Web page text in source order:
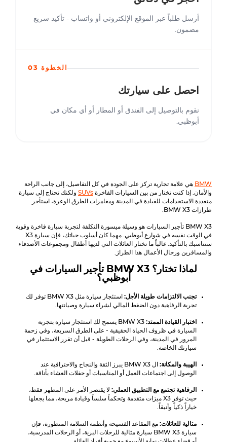
أرسل طلباً عبر الموقع الإلكتروني أو واتساب - تأكيد سريع
مضمون.
الخطوة 03
احصل على سيارتك
نقوم بالتوصيل إلى الفندق أو المطار أو أي مكان في
أبوظبي.
BMW هي علامة تجارية تركز على الجودة في كل التفاصيل، إلى جانب الراحة
والأمان. إذا كنت تختار من بين السيارات الفاخرة SUVs ولكنك تحتاج إلى سيارة
متعددة الاستخدامات للقيادة في المدينة ومغامرات الطرق الوعرة، استأجر
طرازات BMW X3.
BMW X3 تأجير السيارات هو وسيلة ميسورة التكلفة لتجربة سيارة فاخرة وقوية
في الوقت نفسه في شوارع أبوظبي. مهما كان أسلوب حياتك، فإن سيارة X3
ستناسبك بالتأكيد. غالباً ما تختار العائلات التي لديها أطفال ومجموعات الأصدقاء
والمسافرين ورجال الأعمال هذا الطراز.
لماذا تختار؟ BMW X3 تأجير السيارات في
أبوظبي؟
تجنب الالتزامات طويلة الأجل: استئجار سيارة مثل BMW X3 توفر لك
تجربة الرفاهية دون الضغط المالي لشراء سيارة وصيانتها.
اختبار القيادة الممتد: BMW X3 يسمح لك استئجار سيارة بتجربة
السيارة في ظروف الحياة الحقيقية - على الطرق السريعة، وفي زحمة
المرور في المدينة، وفي الرحلات الطويلة - قبل أن تقرر الاستثمار في
سيارتك الخاصة.
الهيبة والمكانة: ال BMW X3 يبرز الثقة والنجاح والاحترافية عند
الوصول إلى اجتماعات العمل أو المناسبات أو حفلات العشاء بأناقة.
الرفاهية تجتمع مع التطبيق العملي: لا يقتصر الأمر على المظهر فقط،
حيث توفر X3 ميزات متقدمة وتحكماً سلساً وقيادة مريحة، مما يجعلها
خياراً ذكياً وأنيقاً.
مثالية للعائلات: مع المقاعد الفسيحة وأنظمة السلامة المتطورة، فإن
سيارة BMW X3 سيارة مثالية للرحلات البرية، أو الرحلات المدرسية،